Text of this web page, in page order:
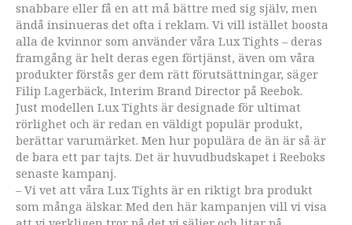
snabbare eller få en att må bättre med sig själv, men
ändå insinueras det ofta i reklam. Vi vill istället boosta
alla de kvinnor som använder våra Lux Tights – deras
framgång är helt deras egen förtjänst, även om våra
produkter förstås ger dem rätt förutsättningar, säger
Filip Lagerbäck, Interim Brand Director på Reebok.
Just modellen Lux Tights är designade för ultimat
rörlighet och är redan en väldigt populär produkt,
berättar varumärket. Men hur populära de än är så är
de bara ett par tajts. Det är huvudbudskapet i Reeboks
senaste kampanj.
– Vi vet att våra Lux Tights är en riktigt bra produkt
som många älskar. Med den här kampanjen vill vi visa